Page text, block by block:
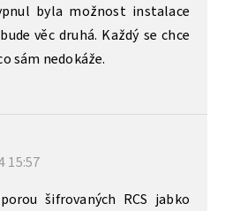
byla možnost instalace
věc druhá. Každý se chce
sám nedokáže.
15:57
šifrovaných RCS jabko